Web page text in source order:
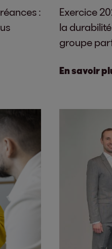
:
Exercice
la
groupe
En savoir